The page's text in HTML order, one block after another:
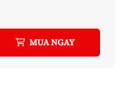
MUA NGAY